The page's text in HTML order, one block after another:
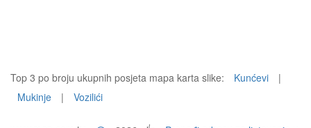
Top 3 po broju ukupnih posjeta mapa karta slike: Kunćevi
|
Mukinje
| Vozilići